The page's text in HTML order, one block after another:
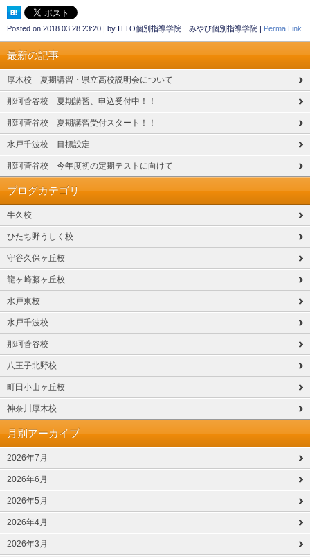
Posted on 2018.03.28 23:20 | by ITTO個別指導学院 みやび個別指導学院 | Perma Link
最新の記事
厚木校 夏期講習・県立高校説明会について
那珂菅谷校 夏期講習、申込受付中！！
那珂菅谷校 夏期講習受付スタート！！
水戸千波校 目標設定
那珂菅谷校 今年度初の定期テストに向けて
ブログカテゴリ
牛久校
ひたち野うしく校
守谷久保ヶ丘校
龍ヶ崎藤ヶ丘校
水戸東校
水戸千波校
那珂菅谷校
八王子北野校
町田小山ヶ丘校
神奈川厚木校
月別アーカイブ
2026年7月
2026年6月
2026年5月
2026年4月
2026年3月